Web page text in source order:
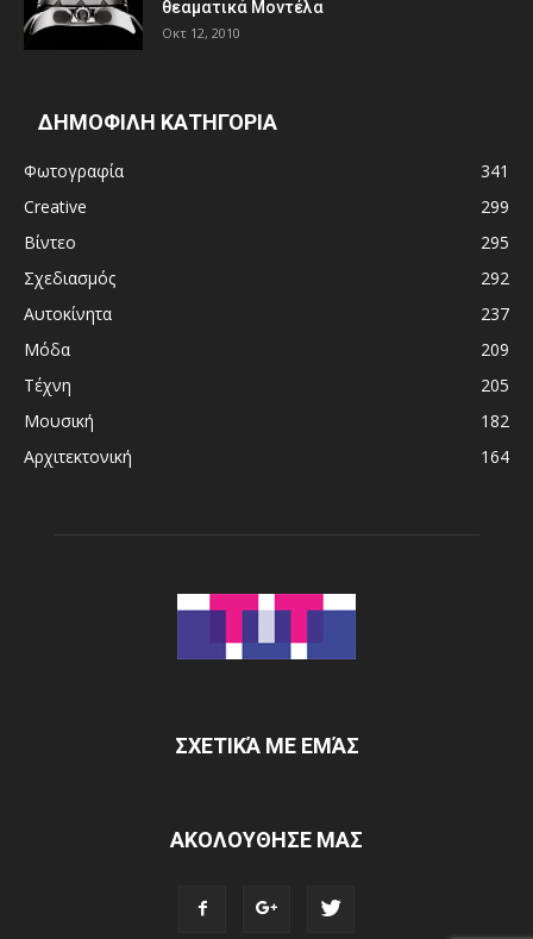
θεαματικά Μοντέλα
Οκτ 12, 2010
ΔΗΜΟΦΙΛΗ ΚΑΤΗΓΟΡΙΑ
Φωτογραφία
341
Creative
299
Βίντεο
295
Σχεδιασμός
292
Αυτοκίνητα
237
Μόδα
209
Τέχνη
205
Μουσική
182
Αρχιτεκτονική
164
ΣΧΕΤΙΚΆ ΜΕ ΕΜΆΣ
ΑΚΟΛΟΥΘΗΣΕ ΜΑΣ